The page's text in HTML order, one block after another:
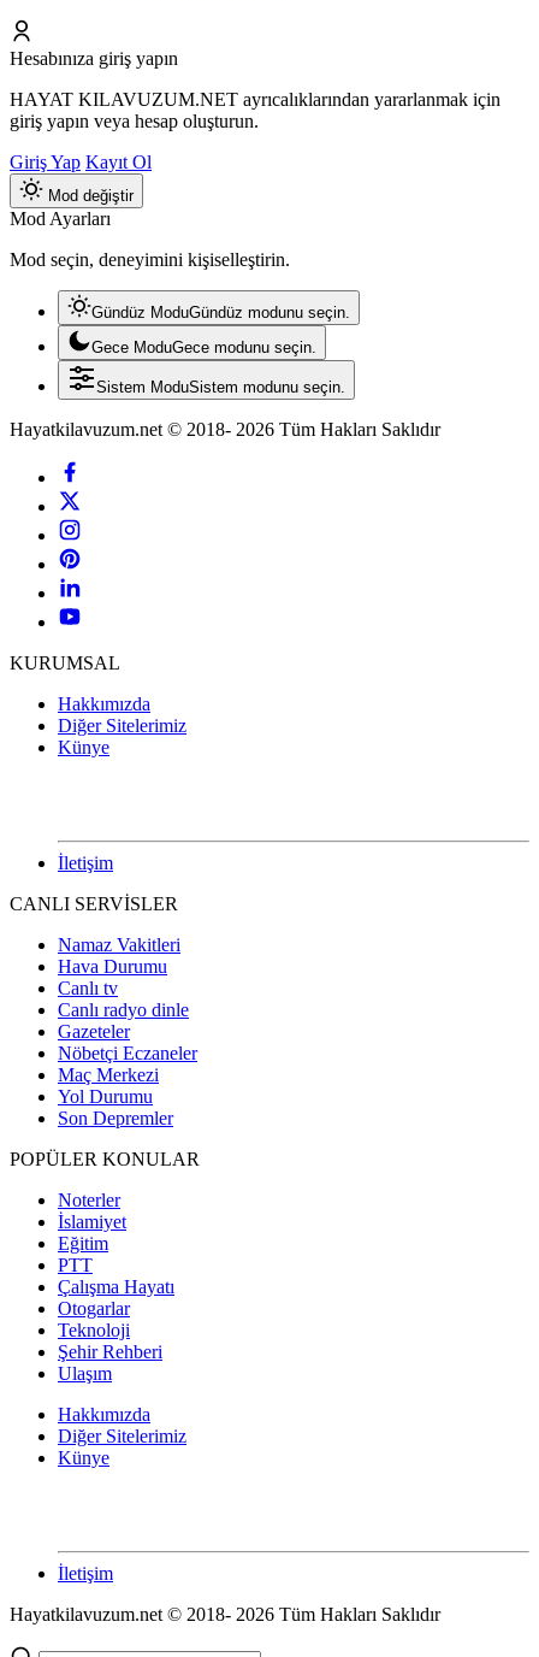
Hesabınıza giriş yapın
HAYAT KILAVUZUM.NET ayrıcalıklarından yararlanmak için
giriş yapın veya hesap oluşturun.
Giriş Yap Kayıt Ol
Mod değiştir
Mod Ayarları
Mod seçin, deneyimini kişiselleştirin.
Gündüz ModuGündüz modunu seçin.
Gece ModuGece modunu seçin.
Sistem ModuSistem modunu seçin.
Hayatkilavuzum.net © 2018- 2026 Tüm Hakları Saklıdır
KURUMSAL
Hakkımızda
Diğer Sitelerimiz
Künye
İletişim
CANLI SERVİSLER
Namaz Vakitleri
Hava Durumu
Canlı tv
Canlı radyo dinle
Gazeteler
Nöbetçi Eczaneler
Maç Merkezi
Yol Durumu
Son Depremler
POPÜLER KONULAR
Noterler
İslamiyet
Eğitim
PTT
Çalışma Hayatı
Otogarlar
Teknoloji
Şehir Rehberi
Ulaşım
Hakkımızda
Diğer Sitelerimiz
Künye
İletişim
Hayatkilavuzum.net © 2018- 2026 Tüm Hakları Saklıdır